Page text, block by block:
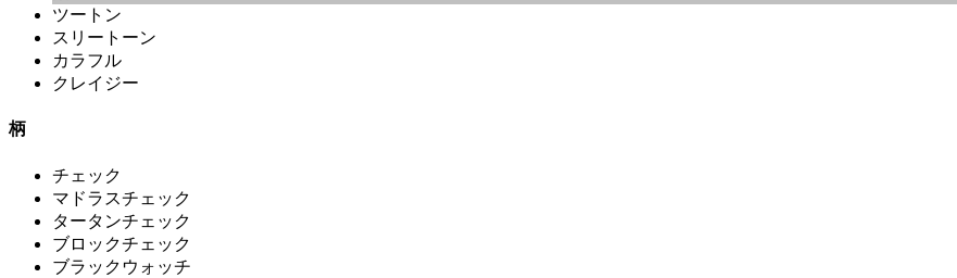
ツートン
スリートーン
カラフル
クレイジー
柄
チェック
マドラスチェック
タータンチェック
ブロックチェック
ブラックウォッチ